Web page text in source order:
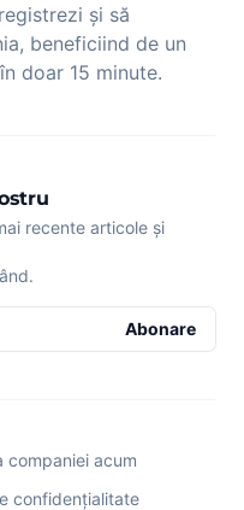
și să
beneficiind de un
doar 15 minute.
recente articole și
Abonare
companiei acum
confidențialitate